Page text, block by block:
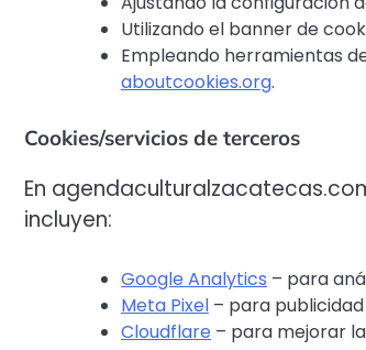
Utilizando el banner de
Empleando herramientas
aboutcookies.org.
Cookies/servicios de terceros
En
incluyen:
Google Analytics – para
Meta Pixel – para
Cloudflare – para mejorar